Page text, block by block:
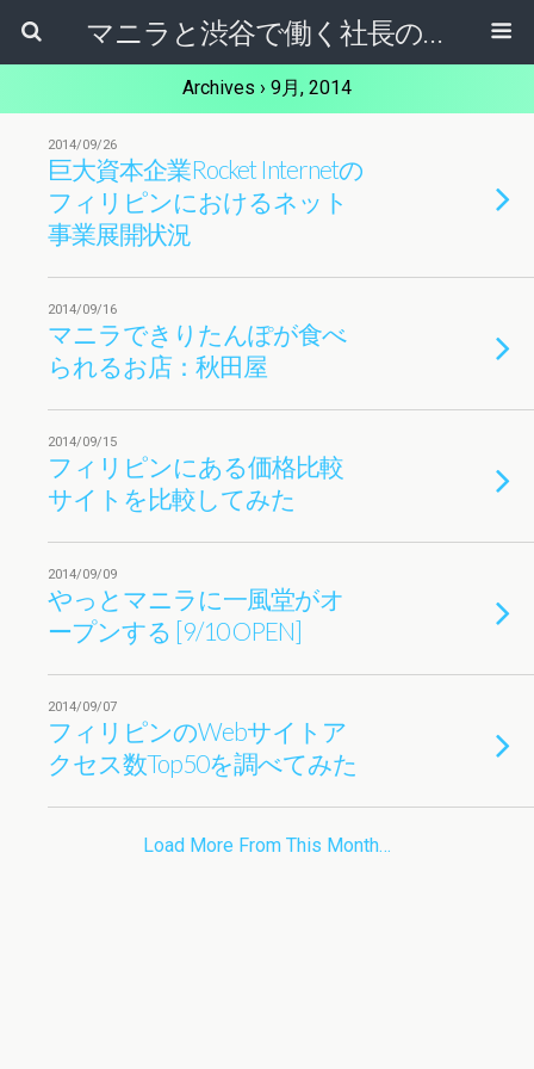
マニラと渋谷で働く社長のブログ
Archives › 9月, 2014
2014/09/26
巨大資本企業Rocket Internetの
フィリピンにおけるネット
事業展開状況
2014/09/16
マニラできりたんぽが食べ
られるお店：秋田屋
2014/09/15
フィリピンにある価格比較
サイトを比較してみた
2014/09/09
やっとマニラに一風堂がオ
ープンする [9/10 OPEN]
2014/09/07
フィリピンのWebサイトア
クセス数Top50を調べてみた
Load More From This Month…